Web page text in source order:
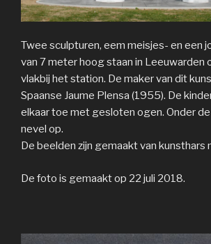
Twee sculpturen, eem meisjes- en een
van 7 meter hoog staan in Leeuwarden
vlakbij het station. De maker van dit
Spaanse Jaume Plensa (1955). De
elkaar toe met gesloten ogen. Onder
nevel op.
De beelden zijn gemaakt van kunsthars
De foto is gemaakt op 22 juli 2018.